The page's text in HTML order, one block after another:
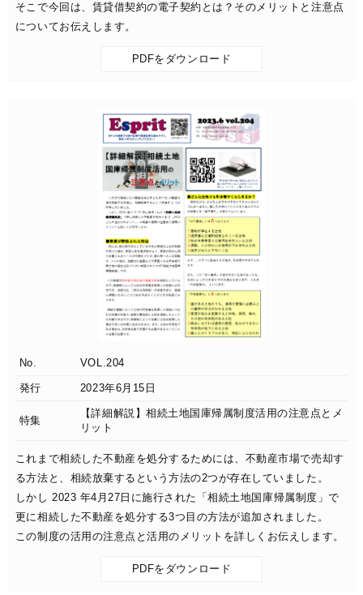
そこで今回は、賃貸借契約の電子契約とは？そのメリットと注意点
についてお伝えします。
PDFをダウンロード
No. VOL.204
発行 2023年6月15日
特集
【詳細解説】相続土地国庫帰属制度活用の注意点とメ
リット
これまで相続した不動産を処分するためには、不動産市場で売却す
る方法と、相続放棄するという方法の2つが存在していました。
しかし 2023 年4月27日に施行された「相続土地国庫帰属制度」で
更に相続した不動産を処分する3つ目の方法が追加されました。
この制度の活用の注意点と活用のメリットを詳しくお伝えします。
PDFをダウンロード